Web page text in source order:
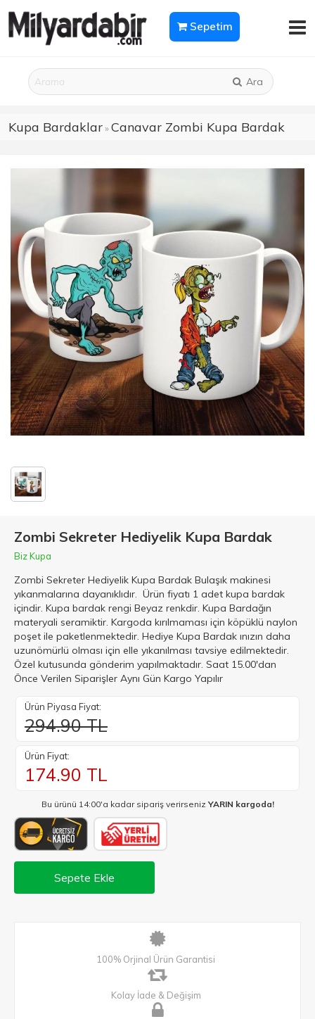
Sepetim
Ara
Kupa Bardaklar»Canavar Zombi Kupa Bardak
Zombi Sekreter Hediyelik Kupa Bardak
Biz Kupa
Zombi Sekreter Hediyelik Kupa Bardak Bulaşık makinesi
yıkanmalarına dayanıklıdır. Ürün fiyatı 1 adet kupa bardak
içindir. Kupa bardak rengi Beyaz renkdir. Kupa Bardağın
materyali seramiktir. Kargoda kırılmaması için köpüklü naylon
poşet ile paketlenmektedir. Hediye Kupa Bardak ınızın daha
uzunömürlü olması için elle yıkanılması tavsiye edilmektedir.
Özel kutusunda gönderim yapılmaktadır. Saat 15.00'dan
Önce Verilen Siparişler Aynı Gün Kargo Yapılır
Ürün Piyasa Fiyat:
294.90 TL
Ürün Fiyat:
174.90 TL
Bu ürünü 14:00'a kadar sipariş verirsenizYARIN kargoda!
Sepete Ekle
100% Orjinal Ürün Garantisi
Kolay İade & Değişim